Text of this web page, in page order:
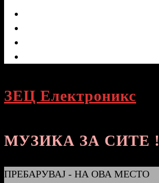
ЗЕЦ Електроникс
МУЗИКА ЗА СИТЕ !
ПРЕБАРУВАЈ - НА ОВА МЕСТО